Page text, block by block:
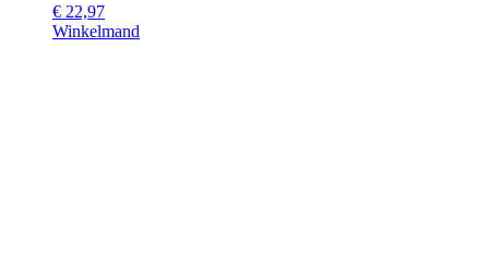
€ 22,97
Winkelmand